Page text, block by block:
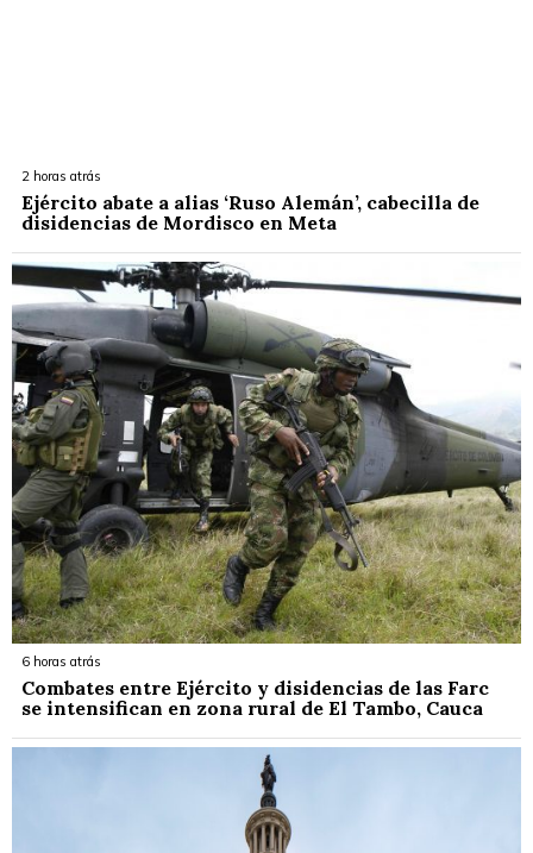
2 horas atrás
Ejército abate a alias ‘Ruso Alemán’, cabecilla de
disidencias de Mordisco en Meta
6 horas atrás
Combates entre Ejército y disidencias de las Farc
se intensifican en zona rural de El Tambo, Cauca